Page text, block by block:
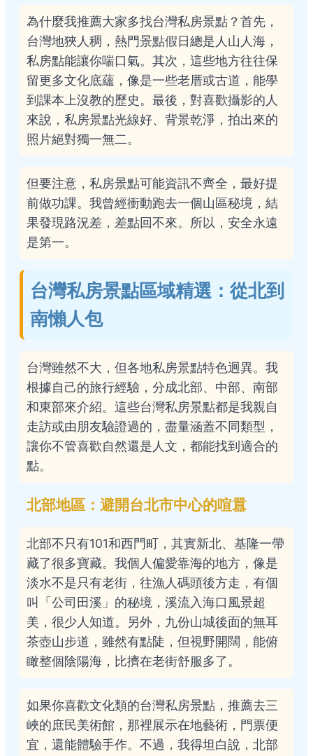
為什麼我推薦大家多找台灣私房景點？首先，
台灣地狹人稠，熱門景點假日總是人山人海，
私房點能讓你喘口氣。其次，這些地方往往保
留更多文化底蘊，像是一些老厝或古道，能學
到課本上沒教的歷史。最後，對喜歡攝影的人
來說，私房景點光線好、背景乾淨，拍出來的
照片絕對獨一無二。
但要注意，私房景點可能資訊不齊全，最好提
前做功課。我曾經衝動跑去一個山區秘境，結
果發現路況差，差點回不來。所以，安全永遠
是第一。
台灣私房景點區域精選：從北到
南懶人包
台灣雖然不大，但各地私房景點特色迥異。我
根據自己的旅行經驗，分成北部、中部、南部
和東部來介紹。這些台灣私房景點都是我親自
走訪或由朋友驗證過的，盡量涵蓋不同類型，
讓你不管喜歡自然還是人文，都能找到適合的
點。
北部地區：避開台北市中心的喧囂
北部不只有101和西門町，其實新北、基隆一帶
藏了很多寶藏。我個人偏愛靠海的地方，像是
淡水不是只有老街，往漁人碼頭後方走，有個
叫「公司田溪」的秘境，溪流入海口風景超
美，很少人知道。另外，九份山城後面的無耳
茶壺山步道，雖然有點陡，但視野開闊，能俯
瞰整個陰陽海，比擠在老街舒服多了。
如果你喜歡文化類的台灣私房景點，推薦去三
峽的庶民美術館，那裡展示在地藝術，門票便
宜，還能體驗手作。不過，我得坦白說，北部